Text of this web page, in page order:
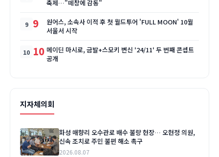
축제…"떼창에 감동"
9
원어스, 소속사 이적 후 첫 월드투어 'FULL MOON' 10월
서울서 시작
10 메이딘 마시로, 금발+스모키 변신 '24/11' 두 번째 콘셉트
공개
지자체의회
화성 매향리 오수관로 배수 불량 현장… 오현정 의원,
신속 조치로 주민 불편 해소 촉구
2026.08.07